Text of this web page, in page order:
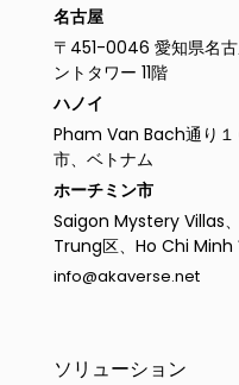
名古屋
〒451-0046 愛知県名
ントタワー 11階
ハノイ
Pham Van Bach通り
市、ベトナム
ホーチミン市
Saigon Mystery Villas
Trung区、Ho Chi Minh
info@akaverse.net
ソリューション